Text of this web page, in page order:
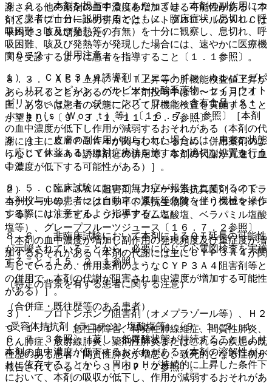
謝される他の薬剤の血中濃度を増加させる可能性がある（本
剤とメトプロロールの併用では、メトプロロールのＡＵＣは
平均で３５％増加した）。
１０．２． 併用注意：
１）． ＣＹＰ３Ａ４誘導剤（フェニトイン、カルバマゼピ
ン、リファンピシン、バルビツール酸系薬物、セイヨウオト
ギリソウ＜セント・ジョーンズ・ワート＞含有食品（Ｓｔ．
Ｊｏｈｎ’ｓ Ｗｏｒｔ）等）〔１６．７．１参照〕［本剤
の血中濃度が低下し作用が減弱するおそれがある（本剤の代
謝には主にＣＹＰ３Ａ４が関与しているため、併用薬剤のよ
うなＣＹＰ３Ａ４誘導剤との併用で、本剤の代謝が亢進し血
中濃度が低下する可能性がある）］。
２）． ＣＹＰ３Ａ４阻害剤（アゾール系抗真菌剤（イトラ
コナゾール等）、マクロライド系抗生物質（エリスロマイシ
ン等）、リトナビル、ジルチアゼム塩酸塩、ベラパミル塩酸
塩等）、グレープフルーツジュース〔１６．７．２参照〕
［本剤の血中濃度が増加し副作用の発現頻度及び重症度が増
加するおそれがある（本剤の代謝には主にＣＹＰ３Ａ４が関
与しているため、併用薬剤のようなＣＹＰ３Ａ４阻害剤等と
の併用で、本剤の代謝が阻害され血中濃度が増加する可能性
がある）］。
３）． プロトンポンプ阻害剤（オメプラゾール等）、Ｈ２
−受容体拮抗剤（ラニチジン塩酸塩等）〔９．１．３、１
６．７．３参照〕［著しい低胃酸状態が持続することにより
本剤の血中濃度が低下するおそれがある（本剤の溶解性がｐ
Ｈに依存することから、胃内ｐＨが持続的に上昇した条件下
において、本剤の吸収が低下し、作用が減弱するおそれがあ
８．２． 本剤を投与するにあたっては、本剤の副作用につ
いて患者に十分に説明するとともに、臨床症状（息切れ、呼
吸困難、咳及び発熱等の有無）を十分に観察し、息切れ、呼
吸困難、咳及び発熱等が発現した場合には、速やかに医療機
関を受診するように患者を指導すること〔１．１参照〕。
８．３． ＡＳＴ上昇、ＡＬＴ上昇等の肝機能検査値上昇が
あらわれることがあるので、本剤投与中は１〜２ヵ月に１
回、あるいは患者の状態に応じて肝機能検査を実施すること
が望ましい〔９．３．１、１１．１．５参照〕。
８．４． 皮膚の副作用があらわれた場合には、患者の状態
に応じて休薬あるいは対症療法を施すなど適切な処置を行う
こと。
８．５． 臨床試験において無力症が報告されているので、
本剤投与中の患者には自動車の運転等危険を伴う機械を操作
する際には注意するよう指導すること。
８．６． 非臨床試験において本剤によるＱＴ延長の可能性
が示唆されていることから、必要に応じて心電図検査を実施
すること〔１５．２．１参照〕。
（特定の背景を有する患者に関する注意）
（合併症・既往歴等のある患者）
９．１．１． 急性肺障害、特発性肺線維症、間質性肺炎、
じん肺症、放射線肺炎、薬剤性肺炎またはこれらの疾患の既
往歴のある患者：間質性肺炎が増悪し、致死的となる症例が
報告されている〔１．３、１７．２参照〕。